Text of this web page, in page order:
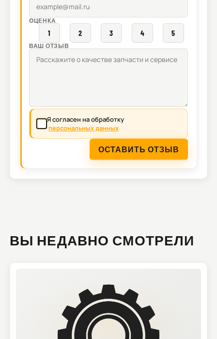
ОЦЕНКА
1 2 3 4 5
ВАШ ОТЗЫВ
Я согласен на обработку
персональных данных
ОСТАВИТЬ ОТЗЫВ
ВЫ НЕДАВНО СМОТРЕЛИ